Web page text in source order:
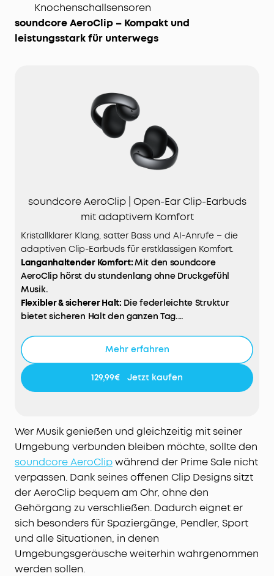
Knochenschallsensoren
soundcore AeroClip – Kompakt und
leistungsstark für unterwegs
soundcore AeroClip | Open-Ear Clip-Earbuds
mit adaptivem Komfort
Kristallklarer Klang, satter Bass und AI-Anrufe – die
adaptiven Clip-Earbuds für erstklassigen Komfort.
Langanhaltender Komfort:Mit den soundcore
AeroClip hörst du stundenlang ohne Druckgefühl
Musik.
Flexibler & sicherer Halt: Die federleichte Struktur
bietet sicheren Halt den ganzen Tag.
unsere Virtual Bass-Technologie.
Noise Cancelling beim Telefonieren:
Algorithmus sorgt für klare und deutliche Gespräche.
Bleib verbunden dank Open-Ear Design:
Mehr erfahren
129,99€ Jetzt kaufen
Wer Musik genießen und gleichzeitig mit seiner
Umgebung verbunden bleiben möchte, sollte den
soundcore AeroClipwährend der Prime Sale nicht
verpassen. Dank seines offenen Clip Designs sitzt
der AeroClip bequem am Ohr, ohne den
Gehörgang zu verschließen. Dadurch eignet er
sich besonders für Spaziergänge, Pendler, Sport
und alle Situationen, in denen
Umgebungsgeräusche weiterhin wahrgenommen
werden sollen.